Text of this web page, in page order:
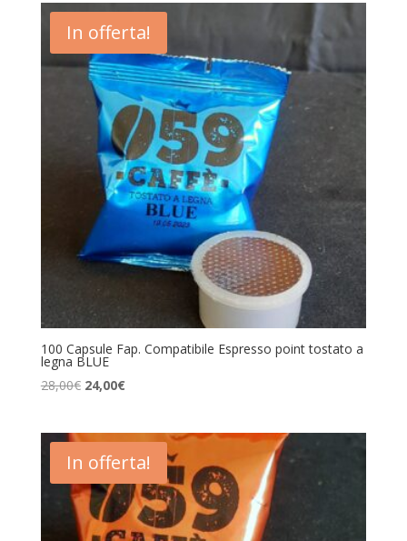
era:
45,00€.
è:
35,00€.
In offerta!
100 Capsule Fap. Compatibile Espresso point tostato a
legna BLUE
28,00€ Il
era:
28,00€.
24,00€Il
è:
24,00€.
In offerta!